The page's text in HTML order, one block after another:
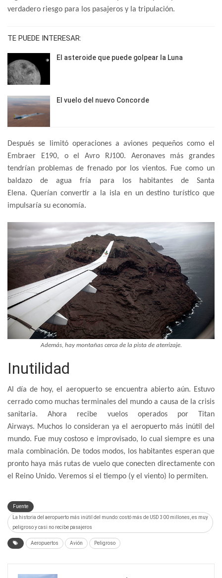
verdadero riesgo para los pasajeros y la tripulación.
TE PUEDE INTERESAR:
El asteroide que puede golpear la Luna
El vuelo del nuevo Concorde
Después se limitó operaciones a aviones pequeños como el
Embraer E190, o el Avro RJ100. Aeronaves más grandes
tendrían problemas de frenado por los vientos. Fue como un
baldazo de agua fría para los habitantes de Santa
Elena. Querían convertir a la isla en un destino turístico que
impulsaría su economía.
Además, hay montañas cerca de la pista de aterrizaje.
Inutilidad
Al día de hoy, el aeropuerto se encuentra abierto aún. Estuvo
cerrado como muchas terminales del mundo a causa de la crisis
sanitaria. Ahora recibe vuelos operados por Titan
Airways. Muchos lo consideran ya el aeropuerto más inútil del
mundo. Fue muy costoso e improvisado, lo cual siempre es una
mala combinación. De todos modos, los habitantes esperan que
pronto haya más rutas de vuelo que conecten directamente con
el Reino Unido. Veremos si el tiempo (y el viento) lo permiten.
Fuente
La historia del aeropuerto más inútil del mundo: costó más de USD 300 millones, es muy
peligroso y casi no recibe pasajeros
Aeropuertos Avión Peligroso